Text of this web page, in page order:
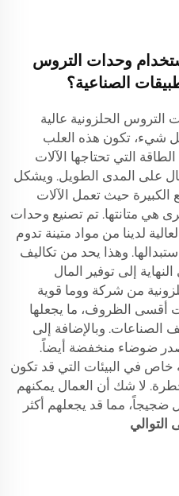
وحدات التروس
الصناعية؟
التروس الحلزونية عالية
كل شيء، تكون هذه العلب
التي تحتاجها الآلات
على المدى الطويل. ويشكل
الكبيرة حيث تعمل الآلات
هي متانتها. تم تصنيع وحدات
لدينا من مواد متينة تدوم
وهذا يحد من تكاليف
إلى توفير المال
من شركة ووما قوية
أقسى الظروف، ما يجعلها
وبالإضافة إلى
ضوضاء منخفضة أيضاً.
في البيئات التي قد تكون
لا شك أن العمال يمكنهم
ضجيجاً، مما قد يجعلهم أكثر
التوالي